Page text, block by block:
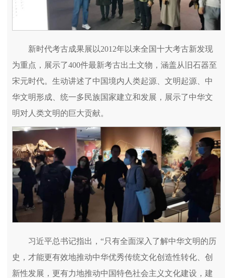
新时代考古成果展以2012年以来全国十大考古新发现
为重点，展示了400件最新考古出土文物，涵盖从旧石器至
宋元时代。生动讲述了中国境内人类起源、文明起源、中
华文明形成、统一多民族国家建立和发展，展示了中华文
明对人类文明的巨大贡献。
习近平总书记指出，“只有全面深入了解中华文明的历
史，才能更有效地推动中华优秀传统文化创造性转化、创
新性发展，更有力地推动中国特色社会主义文化建设，建